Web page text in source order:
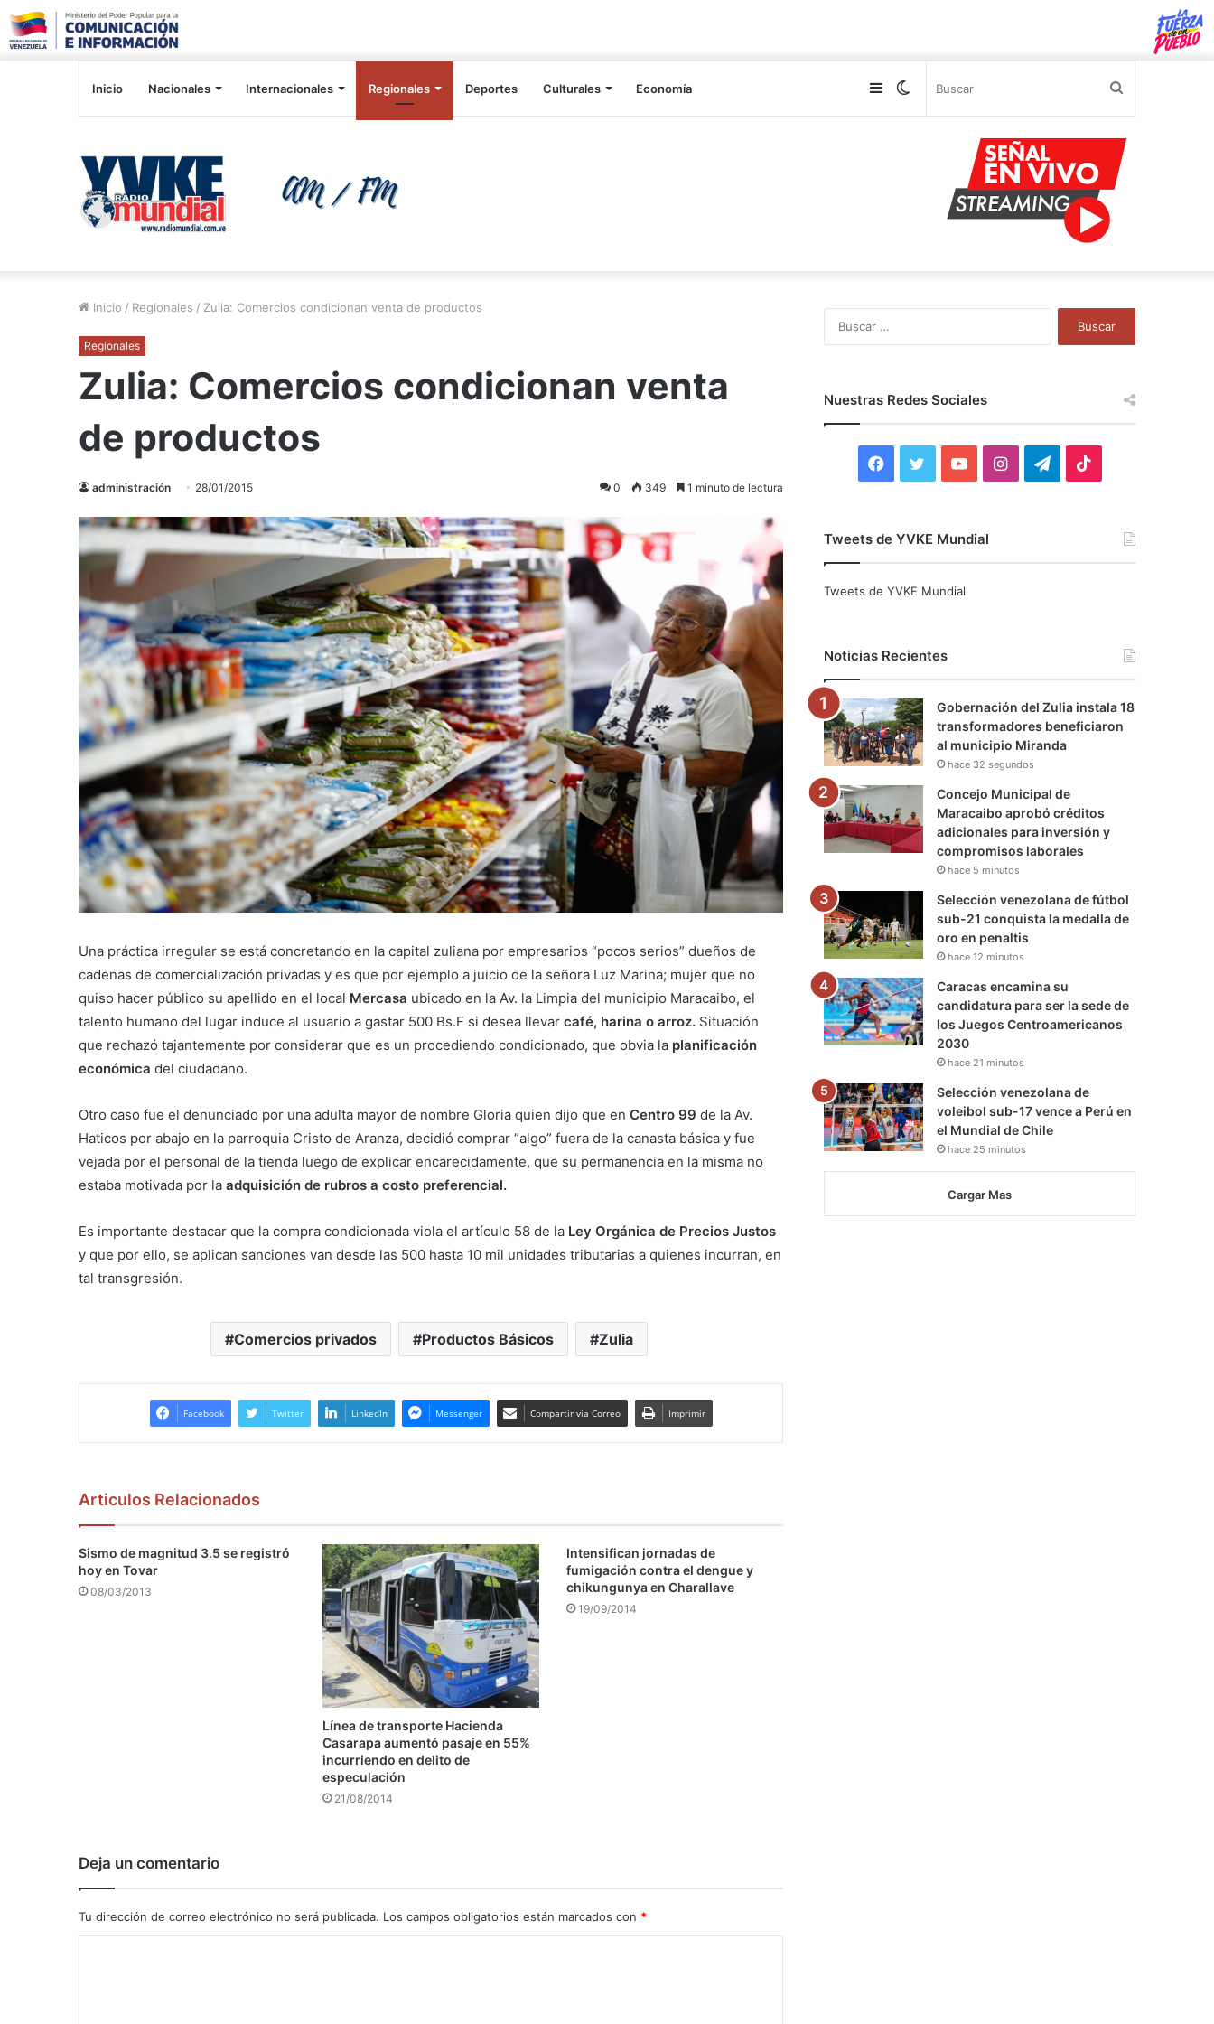
Inicio Nacionales Internacionales Regionales Deportes Culturales Economía Switch
Sidebar
Inicio / Regionales / Zulia: Comercios condicionan venta de productos
Regionales
Zulia: Comercios condicionan venta
de productos
administración 28/01/2015 0 349 1 minuto de lectura
Una práctica irregular se está concretando en la capital zuliana por empresarios “pocos serios” dueños de
cadenas de comercialización privadas y es que por ejemplo a juicio de la señora Luz Marina; mujer que no
quiso hacer público su apellido en el local Mercasa ubicado en la Av. la Limpia del municipio Maracaibo, el
talento humano del lugar induce al usuario a gastar 500 Bs.F si desea llevar café, harina o arroz. Situación
que rechazó tajantemente por considerar que es un procediendo condicionado, que obvia la planificación
económica del ciudadano.
Otro caso fue el denunciado por una adulta mayor de nombre Gloria quien dijo que en Centro 99 de la Av.
Haticos por abajo en la parroquia Cristo de Aranza, decidió comprar “algo” fuera de la canasta básica y fue
vejada por el personal de la tienda luego de explicar encarecidamente, que su permanencia en la misma no
estaba motivada por la adquisición de rubros a costo preferencial.
Es importante destacar que la compra condicionada viola el artículo 58 de la Ley Orgánica de Precios Justos
y que por ello, se aplican sanciones van desde las 500 hasta 10 mil unidades tributarias a quienes incurran, en
tal transgresión.
Comercios privados Productos Básicos Zulia
Facebook Twitter LinkedIn Messenger Compartir via Correo Imprimir
Articulos Relacionados
Sismo de magnitud 3.5 se registró
hoy en Tovar
08/03/2013
Línea de transporte Hacienda
Casarapa aumentó pasaje en 55%
incurriendo en delito de
especulación
21/08/2014
Intensifican jornadas de
fumigación contra el dengue y
chikungunya en Charallave
19/09/2014
Deja un comentario
Tu dirección de correo electrónico no será publicada. Los campos obligatorios están marcados con *
Nuestras Redes Sociales
F
c
o
k
i
r
Y
u
e
I
r
a
m
T
a
m
Tweets de YVKE Mundial
Tweets de YVKE Mundial
Noticias Recientes
Gobernación del Zulia instala 18
transformadores beneficiaron
al municipio Miranda
hace 32 segundos
Concejo Municipal de
Maracaibo aprobó créditos
adicionales para inversión y
compromisos laborales
hace 5 minutos
Selección venezolana de fútbol
sub-21 conquista la medalla de
oro en penaltis
hace 12 minutos
Caracas encamina su
candidatura para ser la sede de
los Juegos Centroamericanos
2030
hace 21 minutos
Selección venezolana de
voleibol sub-17 vence a Perú en
el Mundial de Chile
hace 25 minutos
Cargar Mas